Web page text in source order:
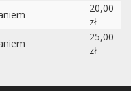
20,00
zł
25,00
zł